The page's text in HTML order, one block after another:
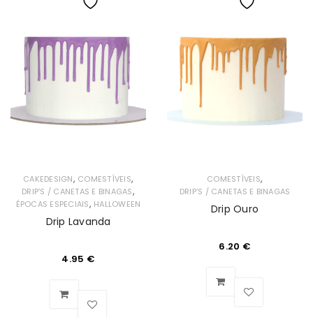
de
Desejos
de
Desejos
CAKEDESIGN, COMESTÍVEIS,
DRIP’S / CANETAS E BINAGAS,
ÉPOCAS ESPECIAIS, HALLOWEEN
Drip Lavanda
4.95 €
COMESTÍVEIS,
DRIP’S / CANETAS E BINAGAS
Drip Ouro
6.20 €